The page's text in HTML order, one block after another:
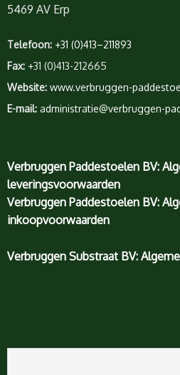
5469 AV Erp
Telefoon: +31 (0)413–211893
Fax: +31 (0)413-212665
Website: www.verbruggen-
E-mail: administratie@verbruggen-
Verbruggen Paddestoelen BV:
leveringsvoorwaarden
Verbruggen Paddestoelen BV:
inkoopvoorwaarden
Verbruggen Substraat BV: